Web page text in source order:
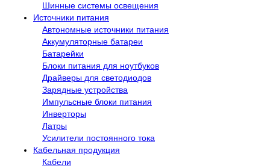
Шинные системы освещения
Источники питания
Автономные источники питания
Аккумуляторные батареи
Батарейки
Блоки питания для ноутбуков
Драйверы для светодиодов
Зарядные устройства
Импульсные блоки питания
Инверторы
Латры
Усилители постоянного тока
Кабельная продукция
Кабели